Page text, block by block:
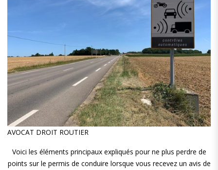
AVOCAT DROIT ROUTIER
Voici les éléments principaux expliqués pour ne plus perdre de
points sur le permis de conduire lorsque vous recevez un avis de